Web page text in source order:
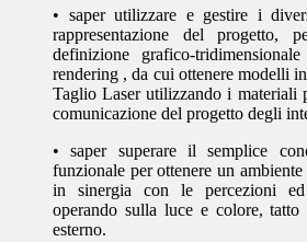
• saper utilizzare e gestire i
rappresentazione del progetto,
definizione grafico-
rendering , da cui ottenere modelli
Taglio Laser utilizzando i materiali
comunicazione del progetto degli
• saper superare il semplice
funzionale per ottenere un
in sinergia con le percezioni ed
operando sulla luce e colore, tatto
esterno.